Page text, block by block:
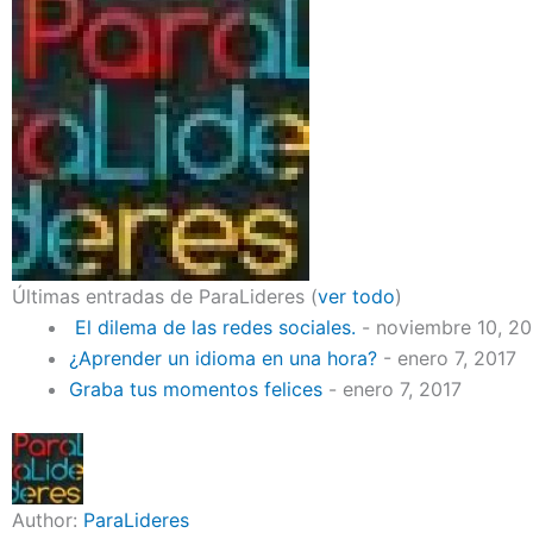
Últimas entradas de ParaLideres (ver todo)
El dilema de las redes sociales. - noviembre 10,
¿Aprender un idioma en una hora? - enero 7, 2017
Graba tus momentos felices - enero 7, 2017
Author: ParaLideres